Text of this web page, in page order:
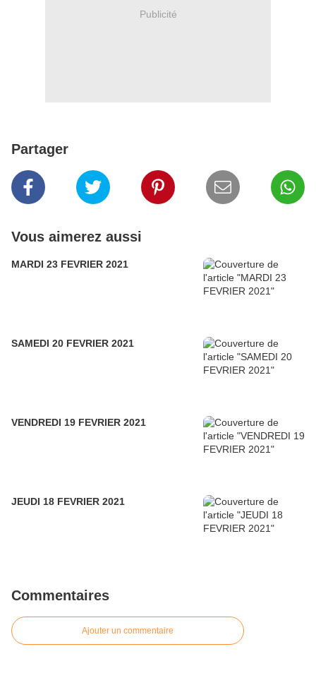
Publicité
Partager
Vous aimerez aussi
MARDI 23 FEVRIER 2021
SAMEDI 20 FEVRIER 2021
VENDREDI 19 FEVRIER 2021
JEUDI 18 FEVRIER 2021
Commentaires
Ajouter un commentaire